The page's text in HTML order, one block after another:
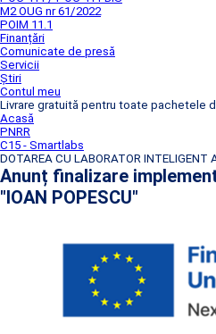
M2 OUG nr 61/2022
POIM 11.1
Finanțări
Comunicate de presă
Servicii
Știri
Contul meu
Livrare gratuită pentru toate pachetele
Acasă
PNRR
C15 - Smartlabs
DOTAREA CU LABORATOR INTELIGENT
Anunț finalizare
"IOAN POPESCU"